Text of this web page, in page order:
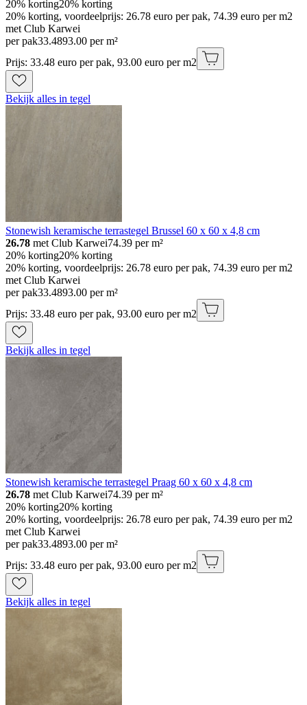
20% korting20% korting
20% korting, voordeelprijs: 26.78 euro per pak, 74.39 euro per m2
met Club Karwei
per pak33.4893.00 per m²
Prijs: 33.48 euro per pak, 93.00 euro per m2
Bekijk alles in tegel
Stonewish keramische terrastegel Brussel 60 x 60 x 4,8 cm
26.78 met Club Karwei74.39 per m²
20% korting20% korting
20% korting, voordeelprijs: 26.78 euro per pak, 74.39 euro per m2
met Club Karwei
per pak33.4893.00 per m²
Prijs: 33.48 euro per pak, 93.00 euro per m2
Bekijk alles in tegel
Stonewish keramische terrastegel Praag 60 x 60 x 4,8 cm
26.78 met Club Karwei74.39 per m²
20% korting20% korting
20% korting, voordeelprijs: 26.78 euro per pak, 74.39 euro per m2
met Club Karwei
per pak33.4893.00 per m²
Prijs: 33.48 euro per pak, 93.00 euro per m2
Bekijk alles in tegel